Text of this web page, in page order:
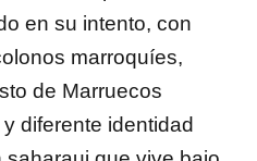
en su intento, con
marroquíes,
de Marruecos
diferente identidad